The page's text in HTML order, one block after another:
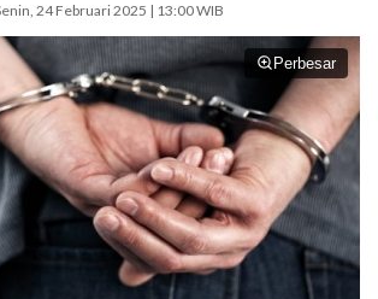
24 Februari 2025 | 13:00 WIB
Perbesar